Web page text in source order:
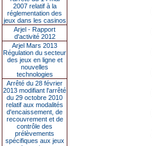
2007 relatif à la
réglementation des
jeux dans les casinos
Arjel - Rapport
d'activité 2012
Arjel Mars 2013
Régulation du secteur
des jeux en ligne et
nouvelles
technologies
Arrêté du 28 février
2013 modifiant l'arrêté
du 29 octobre 2010
relatif aux modalités
d'encaissement, de
recouvrement et de
contrôle des
prélèvements
spécifiques aux jeux